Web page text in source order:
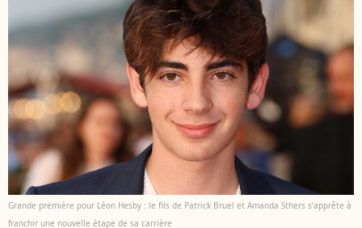
Grande première pour Léon Hesby : le fils de Patrick Bruel et Amanda Sthers s’apprête à
franchir une nouvelle étape de sa carrière